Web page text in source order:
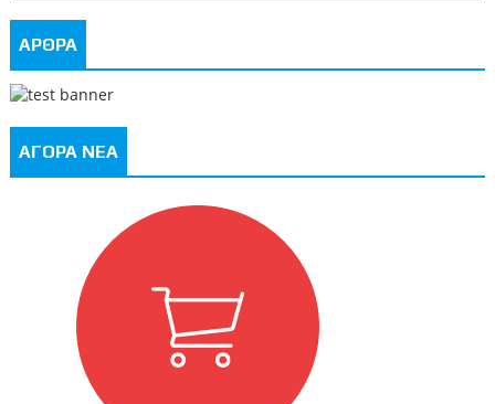
ΑΡΘΡΑ
ΑΓΟΡΑ ΝΕΑ